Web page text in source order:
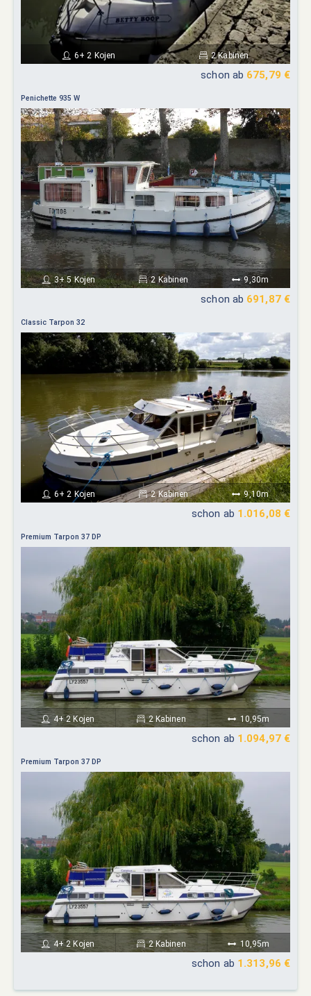
6+ 2 Kojen 2 Kabinen
schon ab 675,79 €
Penichette 935 W
3+ 5 Kojen 2 Kabinen 9,30m
schon ab 691,87 €
Classic Tarpon 32
6+ 2 Kojen 2 Kabinen 9,10m
schon ab 1.016,08 €
Premium Tarpon 37 DP
4+ 2 Kojen 2 Kabinen 10,95m
schon ab 1.094,97 €
Premium Tarpon 37 DP
4+ 2 Kojen 2 Kabinen 10,95m
schon ab 1.313,96 €